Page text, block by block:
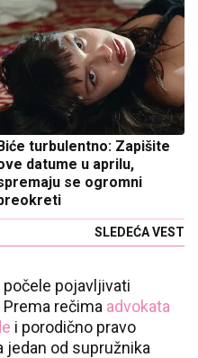
turbulentno: Zapišite
datume u aprilu,
se ogromni
SLEDEĆA VEST
pojavljivati
rečima advokata
i porodično pravo
jedan od supružnika